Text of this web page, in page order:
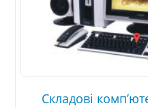
Складові